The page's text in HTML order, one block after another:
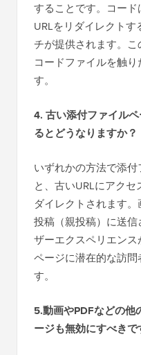
することです。コー
URLをリダイレクト
チが提供されます。こ
コードファイルを触
す。
4. 古い添付ファイル
るとどうなりますか？
いずれかの方法で添
と、古いURLにアク
ダイレクトされます
投稿（親投稿）に送
ザーエクスペリエン
ページに潜在的な訪
す。
5.動画やPDFなどの他
ージも無効にすべきで